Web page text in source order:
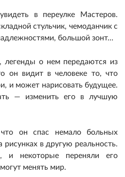
в переулке Мастеров.
стульчик, чемоданчик с
большой зонт…
легенды о нем передаются из
он видит в человеке то, что
и может нарисовать будущее.
— изменить его в лучшую
что он спас немало больных
рисунках в другую реальность.
и некоторые переняли его
менять мир.